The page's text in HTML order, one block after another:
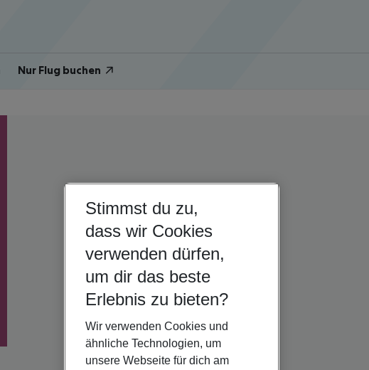
Nur Flug buchen
Stimmst du zu,
dass wir Cookies
verwenden dürfen,
um dir das beste
Erlebnis zu bieten?
Wir verwenden Cookies und
ähnliche Technologien, um
unsere Webseite für dich am